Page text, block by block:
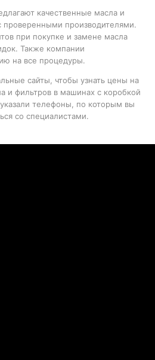
качественные масла и
проверенными производителями.
при покупке и замене масла
Также компании
на все процедуры.
сайты, чтобы узнать цены на
и фильтров в машинах с коробкой
телефоны, по которым вы
со специалистами.